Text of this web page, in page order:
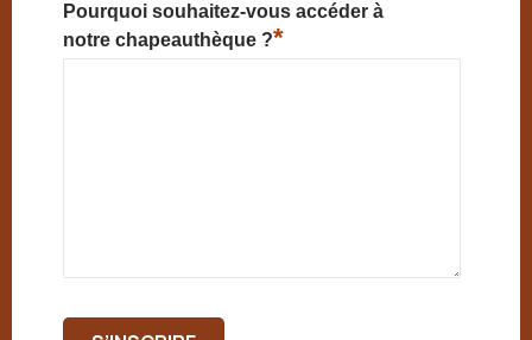
Pourquoi souhaitez-vous accéder à
notre chapeauthèque ?*